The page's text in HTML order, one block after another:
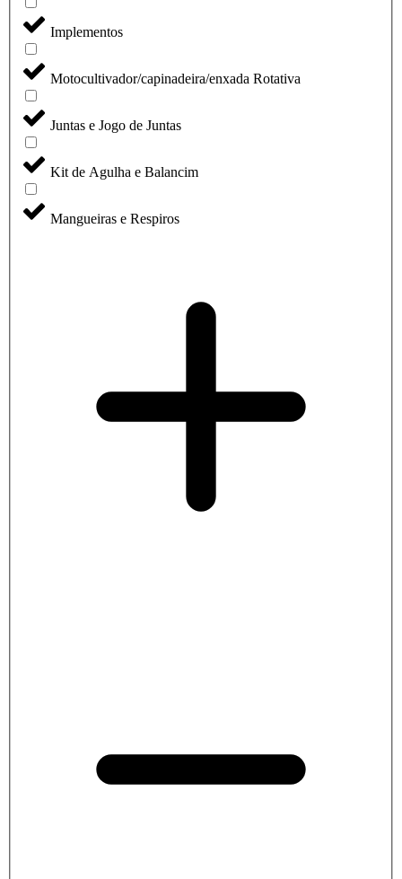
Implementos
Motocultivador/capinadeira/enxada Rotativa
Juntas e Jogo de Juntas
Kit de Agulha e Balancim
Mangueiras e Respiros